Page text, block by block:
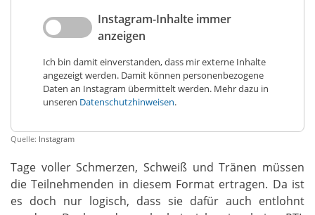
Instagram-Inhalte immer
anzeigen
Ich bin damit einverstanden, dass mir externe Inhalte
angezeigt werden. Damit können personenbezogene
Daten an Instagram übermittelt werden. Mehr dazu in
unseren Datenschutzhinweisen.
Quelle: Instagram
Tage voller Schmerzen, Schweiß und Tränen müssen
die Teilnehmenden in diesem Format ertragen. Da ist
es doch nur logisch, dass sie dafür auch entlohnt